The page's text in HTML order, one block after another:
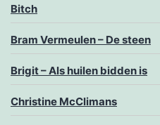
Bitch
Bram Vermeulen – De steen
Brigit – Als huilen bidden is
Christine McClimans